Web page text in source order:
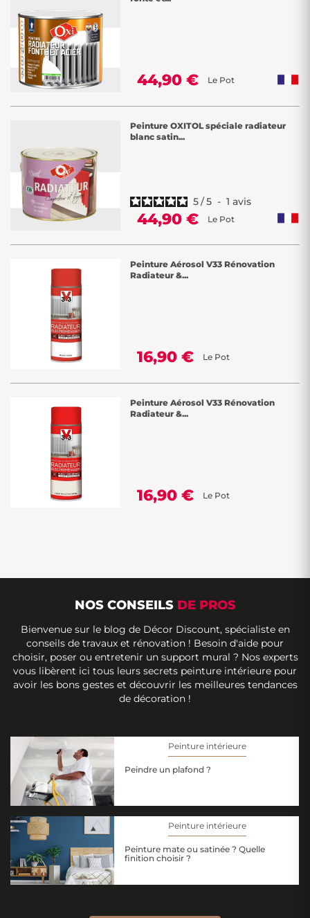
44,90 € Le Pot
Peinture OXITOL spéciale radiateur
blanc satin...
5/5 - 1 avis
44,90 € Le Pot
Peinture Aérosol V33 Rénovation
Radiateur &...
16,90 € Le Pot
Peinture Aérosol V33 Rénovation
Radiateur &...
16,90 € Le Pot
NOS CONSEILS DE PROS
Bienvenue sur le blog de Décor Discount, spécialiste en
conseils de travaux et rénovation ! Besoin d'aide pour
choisir, poser ou entretenir un support mural ? Nos experts
vous libèrent ici tous leurs secrets peinture intérieure pour
avoir les bons gestes et découvrir les meilleures tendances
de décoration !
Peinture intérieure
Peindre un plafond ?
Peinture intérieure
Peinture mate ou satinée ? Quelle
finition choisir ?